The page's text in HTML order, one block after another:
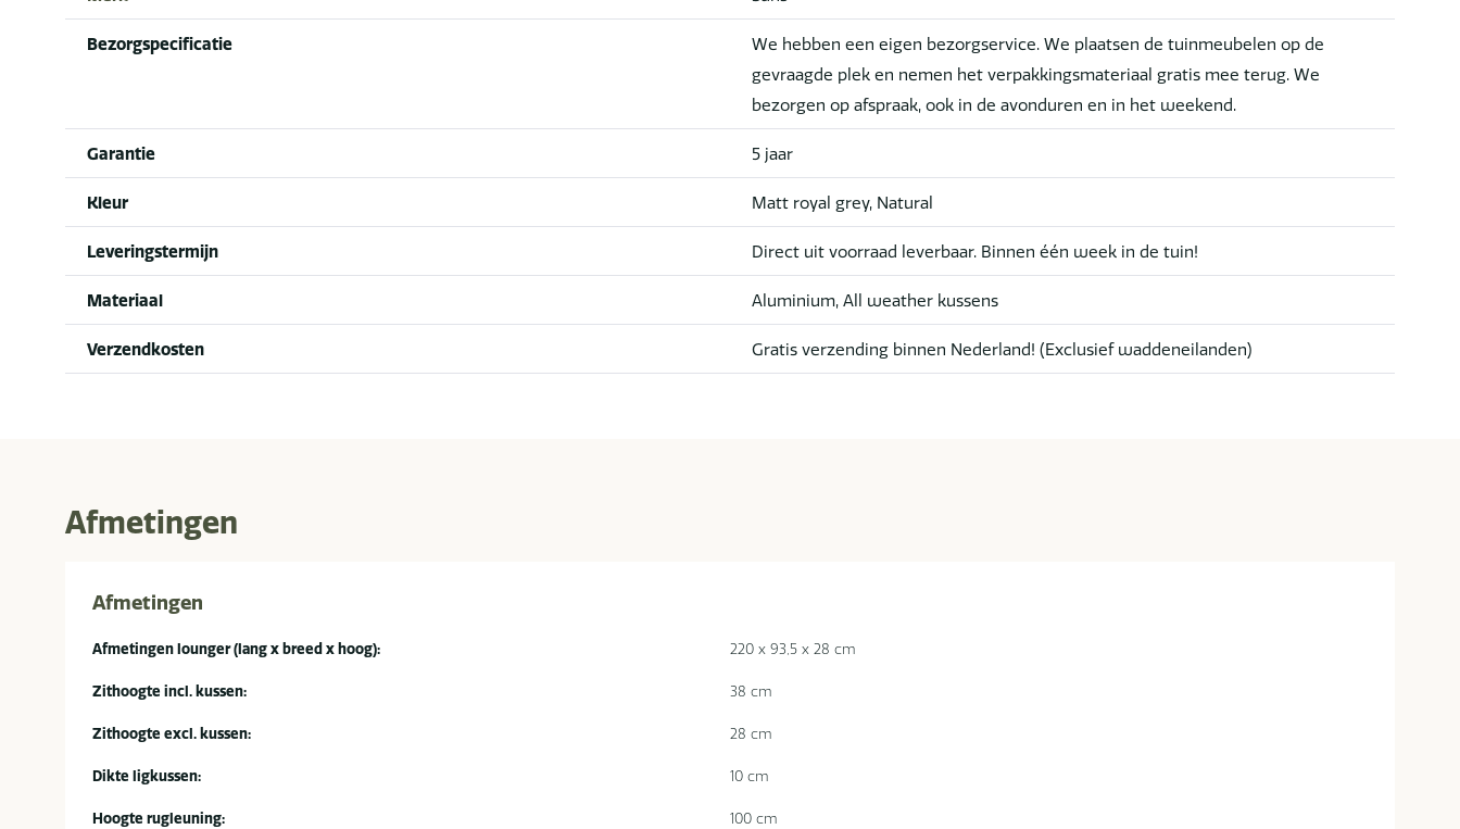
Bezorgspecificatie
We hebben een eigen bezorgservice. We plaatsen de tuinmeubelen op de
gevraagde plek en nemen het verpakkingsmateriaal gratis mee terug. We
bezorgen op afspraak, ook in de avonduren en in het weekend.
Garantie 5 jaar
Kleur Matt royal grey, Natural
Leveringstermijn Direct uit voorraad leverbaar. Binnen één week in de tuin!
Materiaal Aluminium, All weather kussens
Verzendkosten Gratis verzending binnen Nederland! (Exclusief waddeneilanden)
Afmetingen
Afmetingen
Afmetingen lounger (lang x breed x hoog): 220 x 93,5 x 28 cm
Zithoogte incl. kussen: 38 cm
Zithoogte excl. kussen: 28 cm
Dikte ligkussen: 10 cm
Hoogte rugleuning: 100 cm